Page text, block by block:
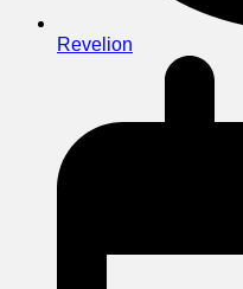
Revelion